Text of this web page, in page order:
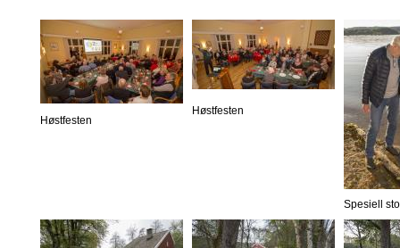
Høstfesten
Høstfesten
Spesiell